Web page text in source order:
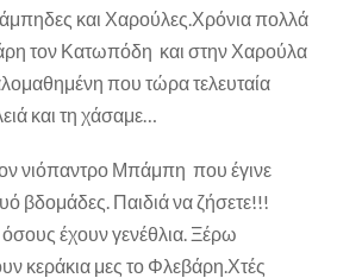
και Χαρούλες.Χρόνια πολλά
τον Κατωπόδη και στην Χαρούλα
που τώρα τελευταία
και τη χάσαμε…
νιόπαντρο Μπάμπη που έγινε
βδομάδες. Παιδιά να ζήσετε!!!
έχουν γενέθλια. Ξέρω
κεράκια μες το Φλεβάρη.Χτές